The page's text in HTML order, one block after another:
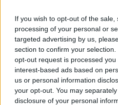
If you wish to opt-out of the
processing of your personal or
targeted advertising by us,
section to confirm your
opt-out request is processed
interest-based ads based on
us or personal information
your opt-out. You may
disclosure of your personal
Budapest Queen
Peter Jackson csapata 4K-
os budapesti koncertjéről
októbertől lesz látható a